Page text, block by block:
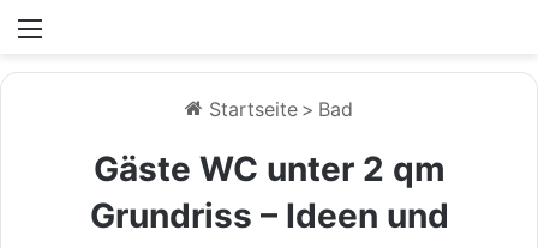
Startseite > Bad
Gäste WC unter 2 qm
Grundriss – Ideen und